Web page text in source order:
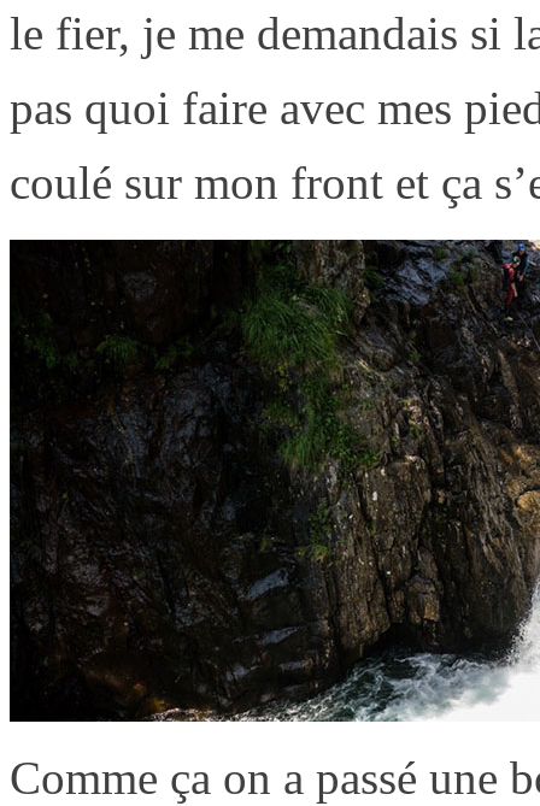
le fier, je me demandais si
pas quoi faire avec mes
coulé sur mon front et ça
Comme ça on a passé une